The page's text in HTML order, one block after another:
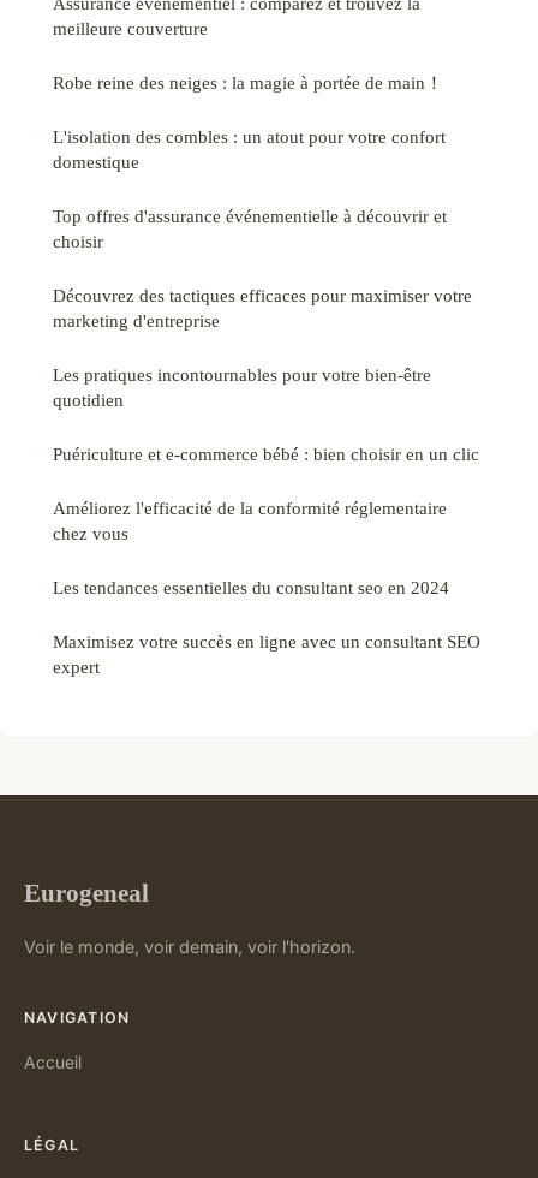
meilleure couverture
Robe reine des neiges : la magie à portée de main！
L'isolation des combles : un atout pour votre confort
domestique
Top offres d'assurance événementielle à découvrir et
choisir
Découvrez des tactiques efficaces pour maximiser votre
marketing d'entreprise
Les pratiques incontournables pour votre bien-être
quotidien
Puériculture et e-commerce bébé : bien choisir en un clic
Améliorez l'efficacité de la conformité réglementaire
chez vous
Les tendances essentielles du consultant seo en 2024
Maximisez votre succès en ligne avec un consultant SEO
expert
Eurogeneal
Voir le monde, voir demain, voir l'horizon.
NAVIGATION
Accueil
LÉGAL